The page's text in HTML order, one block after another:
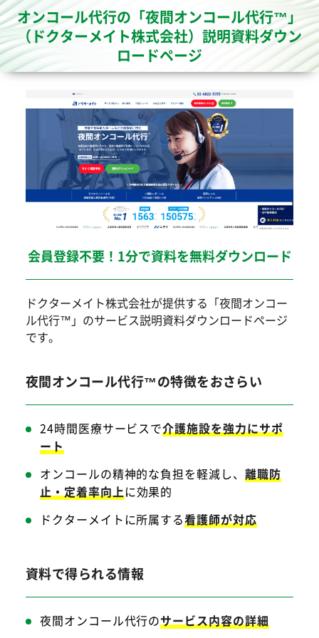
オンコール代行の「夜間オンコール代行™」
（ドクターメイト株式会社）説明資料ダウン
ロードページ
ドクターメイト株式会社が提供する「夜間オンコー
ル代行™」のサービス説明資料ダウンロードページ
です。
夜間オンコール代行™の特徴をおさらい
24時間医療サービスで介護施設を強力にサポ
ート
オンコールの精神的な負担を軽減し、離職防
止・定着率向上に効果的
ドクターメイトに所属する看護師が対応
資料で得られる情報
夜間オンコール代行のサービス内容の詳細
会員登録不要！1分で資料を無料ダウンロード